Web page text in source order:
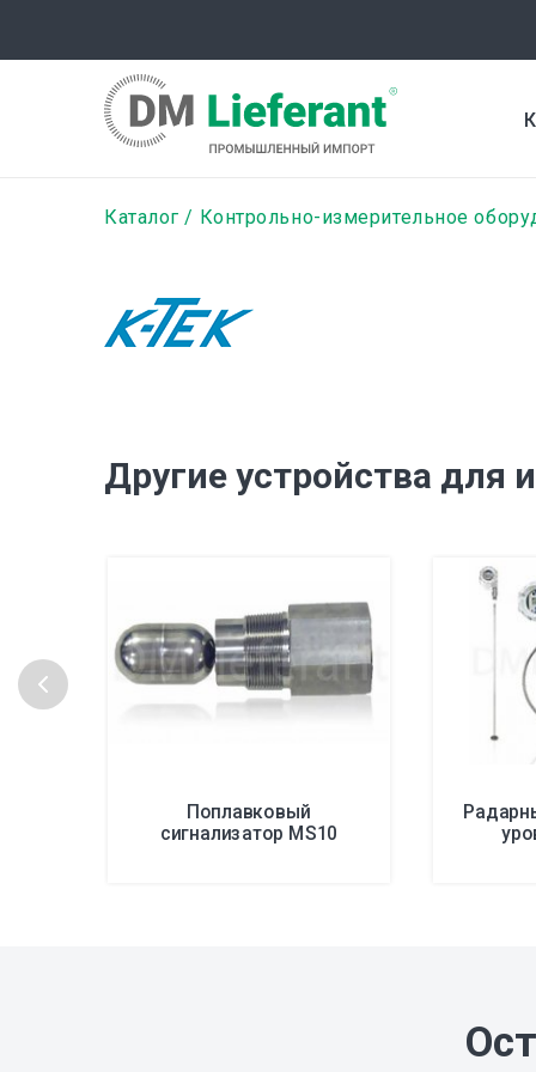
содержанию
Строка
Каталог Контрольно-измерительное
Другие устройства для
Поплавковый
сигнализатор MS10